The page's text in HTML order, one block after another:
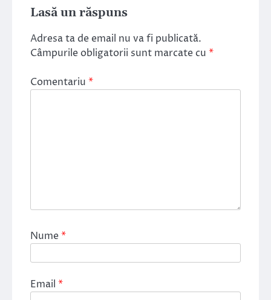
Lasă un răspuns
Adresa ta de email nu va fi publicată.
Câmpurile obligatorii sunt marcate cu *
Comentariu *
Nume*
Email *